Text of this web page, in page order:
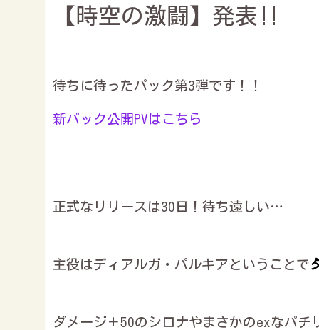
【時空の激闘】発表‼︎
待ちに待ったパック第3弾です！！
新パック公開PVはこちら
正式なリリースは30日！待ち遠しい…
主役はディアルガ・パルキアということで
ダメージ＋50のシロナやまさかのexなパ